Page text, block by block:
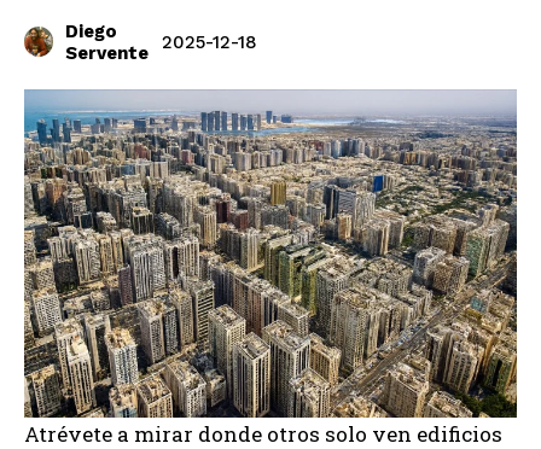
Diego
Servente
2025-12-18
Atrévete a mirar donde otros solo ven edificios